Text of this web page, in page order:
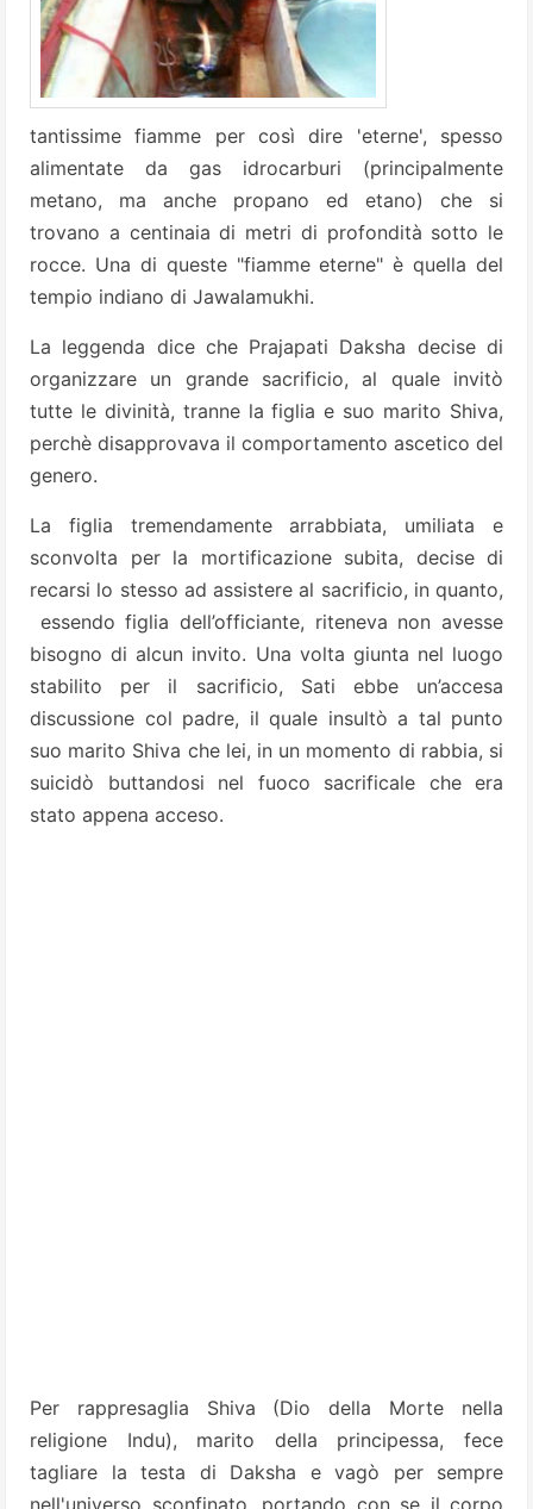
tantissime fiamme per così dire 'eterne', spesso
alimentate da gas idrocarburi (principalmente
metano, ma anche propano ed etano) che si
trovano a centinaia di metri di profondità sotto le
rocce. Una di queste "fiamme eterne" è quella del
tempio indiano di Jawalamukhi.
La leggenda dice che Prajapati Daksha decise di
organizzare un grande sacrificio, al quale invitò
tutte le divinità, tranne la figlia e suo marito Shiva,
perchè disapprovava il comportamento ascetico del
genero.
La figlia tremendamente arrabbiata, umiliata e
sconvolta per la mortificazione subita, decise di
recarsi lo stesso ad assistere al sacrificio, in quanto,
essendo figlia dell’officiante, riteneva non avesse
bisogno di alcun invito. Una volta giunta nel luogo
stabilito per il sacrificio, Sati ebbe un’accesa
discussione col padre, il quale insultò a tal punto
suo marito Shiva che lei, in un momento di rabbia, si
suicidò buttandosi nel fuoco sacrificale che era
stato appena acceso.
Per rappresaglia Shiva (Dio della Morte nella
religione Indu), marito della principessa, fece
tagliare la testa di Daksha e vagò per sempre
nell'universo sconfinato, portando con se il corpo